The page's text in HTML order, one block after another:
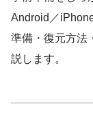
Android／
準備・復元方法
説します。